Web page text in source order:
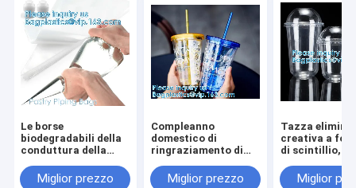
Le borse
biodegradabili della
conduttura della
agglutinano
Miglior prezzo
Compleanno
domestico di
ringraziamento di
freddoMiglior prezzo
Tazza
creativa a
di scintillio,
Takeaway
Miglior